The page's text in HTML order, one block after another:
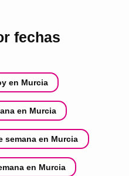
fechas
en Murcia
en Murcia
semana en Murcia
en Murcia